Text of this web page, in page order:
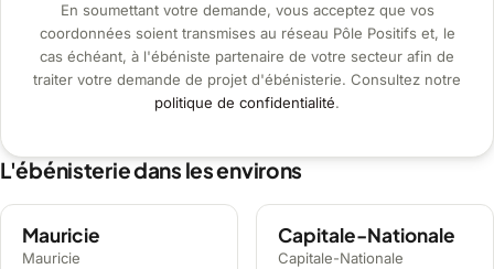
En soumettant votre demande, vous acceptez que vos
coordonnées soient transmises au réseau Pôle Positifs et, le
cas échéant, à l'ébéniste partenaire de votre secteur afin de
traiter votre demande de projet d'ébénisterie. Consultez notre
politique de confidentialité.
L'ébénisterie dans les environs
Mauricie
Mauricie
Capitale-Nationale
Capitale-Nationale